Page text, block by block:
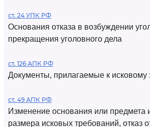
ст. 24 УПК РФ
Основания отказа в возбуждении
прекращения уголовного дела
ст. 126 АПК РФ
Документы, прилагаемые к исковому
ст. 49 АПК РФ
Изменение основания или предмета
размера исковых требований, отказ